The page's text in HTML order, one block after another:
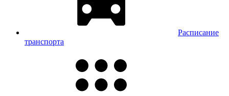
Расписание
транспорта